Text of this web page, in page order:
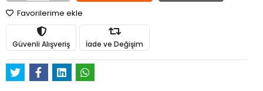
Favorilerime ekle
Güvenli Alışveriş İade ve Değişim